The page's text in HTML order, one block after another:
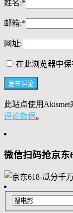
姓名:*
邮箱:*
网址:
在此浏览器中保
此站点使用Akismet
评论数据。
微信扫码抢京东